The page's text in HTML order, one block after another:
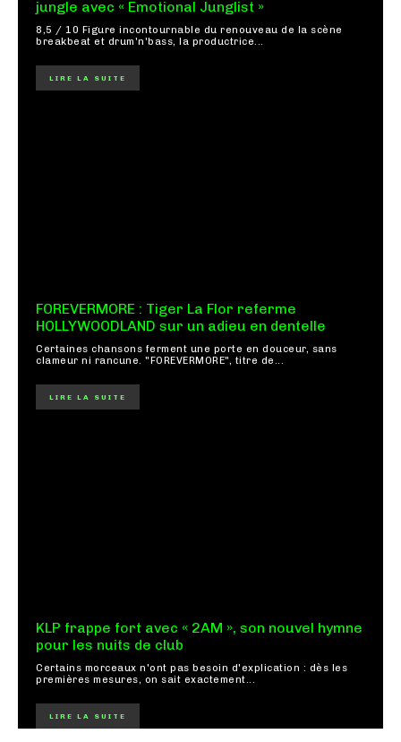
jungle avec « Emotional Junglist »
8,5 / 10 Figure incontournable du renouveau de la scène
breakbeat et drum'n'bass, la productrice...
LIRE LA SUITE
FOREVERMORE : Tiger La Flor referme
HOLLYWOODLAND sur un adieu en dentelle
Certaines chansons ferment une porte en douceur, sans
clameur ni rancune. "FOREVERMORE", titre de...
LIRE LA SUITE
KLP frappe fort avec « 2AM », son nouvel hymne
pour les nuits de club
Certains morceaux n'ont pas besoin d'explication : dès les
premières mesures, on sait exactement...
LIRE LA SUITE